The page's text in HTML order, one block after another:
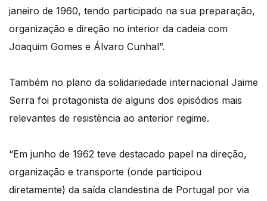
janeiro de 1960, tendo participado na sua preparação,
organização e direção no interior da cadeia com
Joaquim Gomes e Álvaro Cunhal”.
Também no plano da solidariedade internacional Jaime
Serra foi protagonista de alguns dos episódios mais
relevantes de resistência ao anterior regime.
“Em junho de 1962 teve destacado papel na direção,
organização e transporte (onde participou
diretamente) da saída clandestina de Portugal por via